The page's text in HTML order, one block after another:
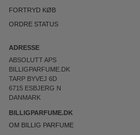
FORTRYD KØB
ORDRE STATUS
ADRESSE
ABSOLUTT APS
BILLIGPARFUME.DK
TARP BYVEJ 6D
6715 ESBJERG N
DANMARK
BILLIGPARFUME.DK
OM BILLIG PARFUME